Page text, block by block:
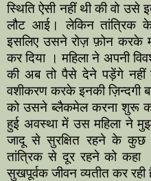
स्थिति ऐसी नहीं थी की वो उसे
लौट आई। लेकिन तांत्रिक
इसलिए उसने रोज़ फ़ोन करके
कर दिया । महिला ने अपनी
की अब तो पैसे देने पड़ेंगे नहीं
वशीकरण करके इनकी ज़िन्दगी
को उसने ब्लैकमेल करना शुरू
हुई अवस्था में उस महिला ने
जादू से सुरक्षित रहने के कुछ
तांत्रिक से दूर रहने को कहा
सुखपूर्वक जीवन व्यतीत कर रही